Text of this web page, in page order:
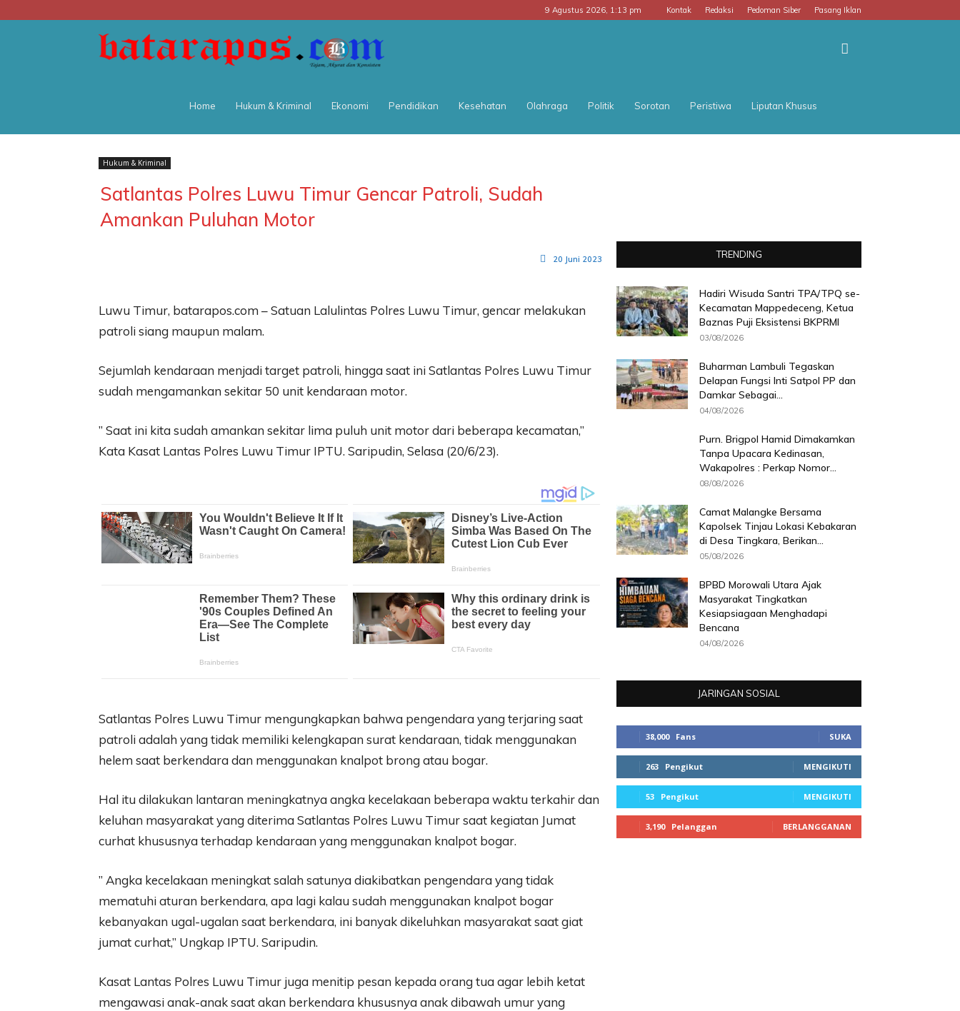
9 Agustus 2026, 1:13 pm Kontak Redaksi Pedoman Siber Pasang Iklan
POS
Home Hukum & Kriminal Ekonomi Pendidikan Kesehatan Olahraga Politik Sorotan Peristiwa Liputan Khusus
Hukum & Kriminal
Satlantas Polres Luwu Timur Gencar Patroli, Sudah
Amankan Puluhan Motor
20 Juni 2023
Luwu Timur, batarapos.com – Satuan Lalulintas Polres Luwu Timur, gencar melakukan
patroli siang maupun malam.
Sejumlah kendaraan menjadi target patroli, hingga saat ini Satlantas Polres Luwu Timur
sudah mengamankan sekitar 50 unit kendaraan motor.
” Saat ini kita sudah amankan sekitar lima puluh unit motor dari beberapa kecamatan,”
Kata Kasat Lantas Polres Luwu Timur IPTU. Saripudin, Selasa (20/6/23).
Satlantas Polres Luwu Timur mengungkapkan bahwa pengendara yang terjaring saat
patroli adalah yang tidak memiliki kelengkapan surat kendaraan, tidak menggunakan
helem saat berkendara dan menggunakan knalpot brong atau bogar.
Hal itu dilakukan lantaran meningkatnya angka kecelakaan beberapa waktu terkahir dan
keluhan masyarakat yang diterima Satlantas Polres Luwu Timur saat kegiatan Jumat
curhat khususnya terhadap kendaraan yang menggunakan knalpot bogar.
” Angka kecelakaan meningkat salah satunya diakibatkan pengendara yang tidak
mematuhi aturan berkendara, apa lagi kalau sudah menggunakan knalpot bogar
kebanyakan ugal-ugalan saat berkendara, ini banyak dikeluhkan masyarakat saat giat
jumat curhat,” Ungkap IPTU. Saripudin.
Kasat Lantas Polres Luwu Timur juga menitip pesan kepada orang tua agar lebih ketat
mengawasi anak-anak saat akan berkendara khususnya anak dibawah umur yang
TRENDING
Hadiri Wisuda Santri TPA/TPQ se-
Kecamatan Mappedeceng, Ketua
Baznas Puji Eksistensi BKPRMI
03/08/2026
Buharman Lambuli Tegaskan
Delapan Fungsi Inti Satpol PP dan
Damkar Sebagai...
04/08/2026
Purn. Brigpol Hamid Dimakamkan
Tanpa Upacara Kedinasan,
Wakapolres : Perkap Nomor...
08/08/2026
Camat Malangke Bersama
Kapolsek Tinjau Lokasi Kebakaran
di Desa Tingkara, Berikan...
05/08/2026
BPBD Morowali Utara Ajak
Masyarakat Tingkatkan
Kesiapsiagaan Menghadapi
Bencana
04/08/2026
JARINGAN SOSIAL
38,000 Fans SUKA
263 Pengikut MENGIKUTI
53 Pengikut MENGIKUTI
3,190 Pelanggan BERLANGGANAN